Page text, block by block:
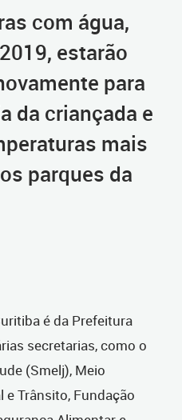
com água,
estarão
para
da criançada e
mais
parques da
é da Prefeitura
secretarias, como o
(Smelj), Meio
e Trânsito, Fundação